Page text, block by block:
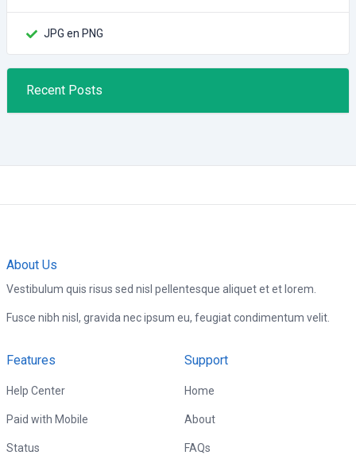
JPG en PNG
Recent Posts
About Us
Vestibulum quis risus sed nisl pellentesque aliquet et et lorem.
Fusce nibh nisl, gravida nec ipsum eu, feugiat condimentum velit.
Features
Help Center
Paid with Mobile
Status
Support
Home
About
FAQs